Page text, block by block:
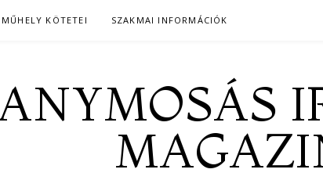
KÖTETEI SZAKMAI INFORMÁCIÓK